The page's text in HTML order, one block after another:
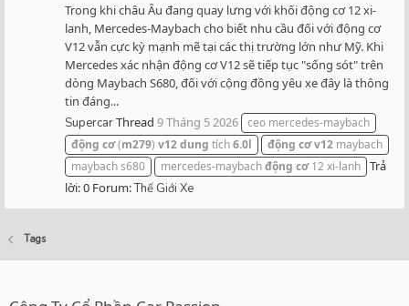
Trong khi châu Âu đang quay lưng với khối động cơ 12 xi-
lanh, Mercedes-Maybach cho biết nhu cầu đối với động cơ
V12 vẫn cực kỳ mạnh mẽ tại các thị trường lớn như Mỹ. Khi
Mercedes xác nhận động cơ V12 sẽ tiếp tục "sống sót" trên
dòng Maybach S680, đối với cộng đồng yêu xe đây là thông
tin đáng...
SupercarThread 9 Tháng 5 2026 ceo mercedes-maybach
động cơ(m279) v12dung tích6.0l động cơv12 maybach
maybach s680
mercedes-maybachđộng cơ12 xi-lanh Trả
lời: 0 Forum:Thế Giới Xe
Tags